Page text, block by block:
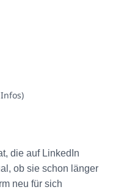
die auf LinkedIn
ob sie schon länger
neu für sich